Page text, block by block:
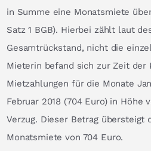
in Summe eine Monatsmiete
Satz 1 BGB). Hierbei zählt laut
Gesamtrückstand, nicht die
Mieterin befand sich zur Zeit der
Mietzahlungen für die Monate
Februar 2018 (704 Euro) in Höhe
Verzug. Dieser Betrag übersteigt
Monatsmiete von 704 Euro.